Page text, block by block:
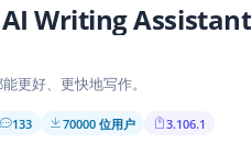
Writing Assistant
更好、更快地写作。
133 70000 位用户 3.106.1